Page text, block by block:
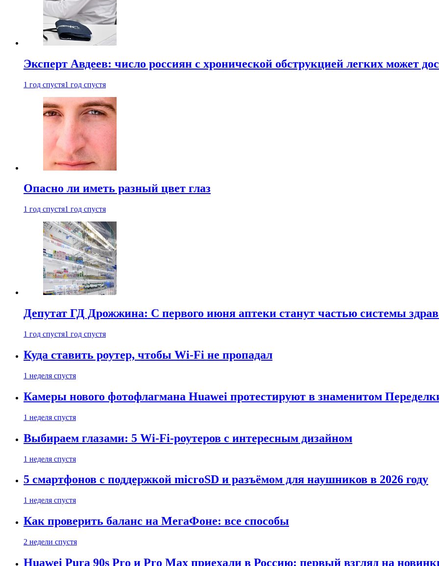
Эксперт Авдеев: число россиян с хронической обструкцией легких может
1 год спустя1 год спустя
Опасно ли иметь разный цвет глаз
1 год спустя1 год спустя
Депутат ГД Дрожжина: С первого июня аптеки станут частью системы
1 год спустя1 год спустя
Куда ставить роутер, чтобы Wi-Fi не пропадал
1 неделя спустя
Камеры нового фотофлагмана Huawei протестируют в знаменитом
1 неделя спустя
Выбираем глазами: 5 Wi-Fi-роутеров с интересным дизайном
1 неделя спустя
5 смартфонов с поддержкой microSD и разъёмом для наушников в 2026 году
1 неделя спустя
Как проверить баланс на МегаФоне: все способы
2 недели спустя
Huawei Pura 90s Pro и Pro Max приехали в Россию: первый взгляд на